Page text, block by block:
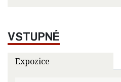
VSTUPNÉ
Expozice